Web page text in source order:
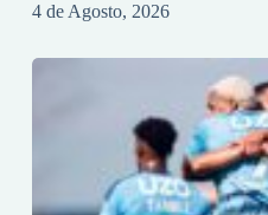
4 de Agosto, 2026